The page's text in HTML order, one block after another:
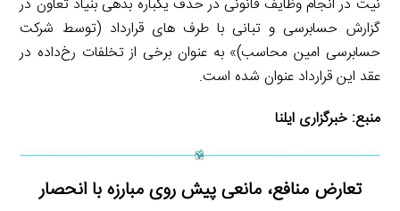
نیت در انجام وظایف قانونی در حذف یکباره بدهی بنیاد تعاون در
گزارش حسابرسی و تبانی با طرف های قرارداد (توسط شرکت
حسابرسی امین محاسب)» به عنوان برخی از تخلفات رخ‌داده در
عقد این قرارداد عنوان شده است.
منبع:خبرگزاری ایلنا
تعارض منافع، مانعی پیش روی مبارزه با انحصار